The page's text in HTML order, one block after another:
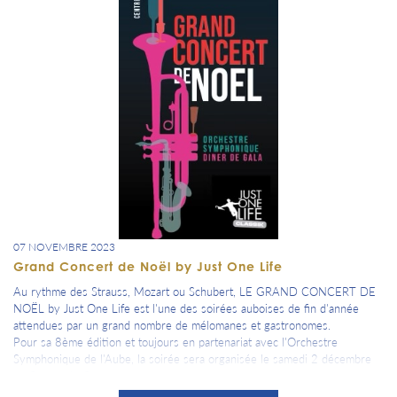
07 NOVEMBRE 2023
Grand Concert de Noël by Just One Life
Au rythme des Strauss, Mozart ou Schubert, LE GRAND CONCERT DE
NOËL by Just One Life est l'une des soirées auboises de fin d'année
attendues par un grand nombre de mélomanes et gastronomes.
Pour sa 8ème édition et toujours en partenariat avec l'Orchestre
Symphonique de l'Aube, la soirée sera organisée le samedi 2 décembre
Cocktail prestige, concert de Noël de l'OSA dans l'auditorium et grand